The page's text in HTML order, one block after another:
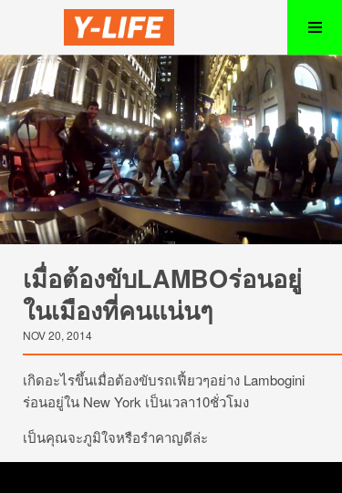
เมื่อต้องขับLAMBOร่อนอยู่
ในเมืองที่คนแน่นๆ
NOV 20, 2014
เกิดอะไรขึ้นเมื่อต้องขับรถเฟี้ยวๆอย่าง Lambogini
ร่อนอยู่ใน New York เป็นเวลา10ชั่วโมง
เป็นคุณจะภูมิใจหรือรำคาญดีล่ะ